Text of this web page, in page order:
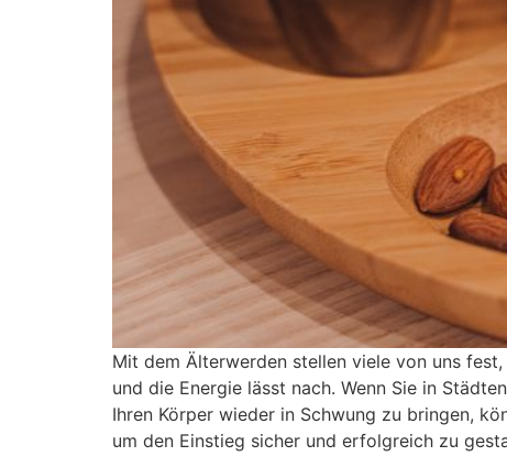
Mit dem Älterwerden stellen viele von uns
und die Energie lässt nach. Wenn Sie in
Ihren Körper wieder in Schwung zu bringen,
um den Einstieg sicher und erfolgreich zu